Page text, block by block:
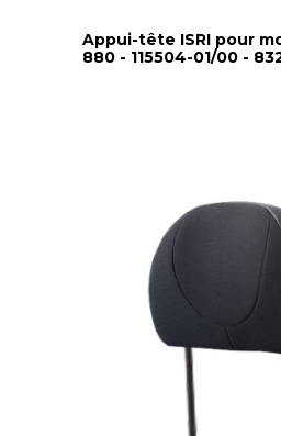
Appui-tête ISRI pour
880 - 115504-01/00 -